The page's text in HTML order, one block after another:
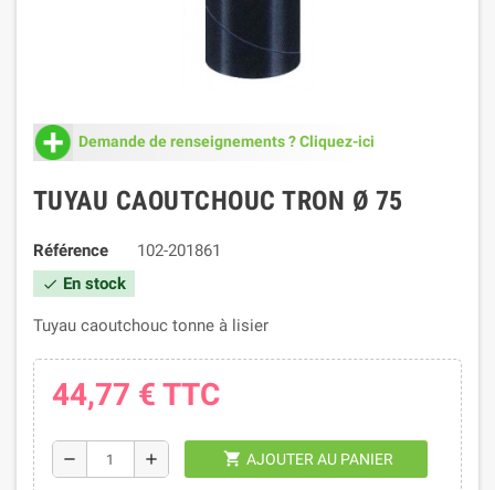
Demande de renseignements ? Cliquez-ici
TUYAU CAOUTCHOUC TRON Ø 75
Référence 102-201861
check En stock
Tuyau caoutchouc tonne à lisier
44,77 € TTC
remove add shopping_cart AJOUTER AU PANIER